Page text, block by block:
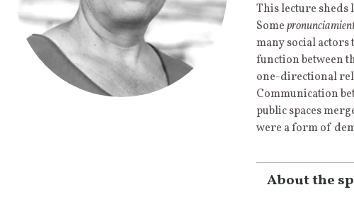
This lecture sheds
Some
many social
function between
one-directional
Communication
public spaces
were a form of
About the